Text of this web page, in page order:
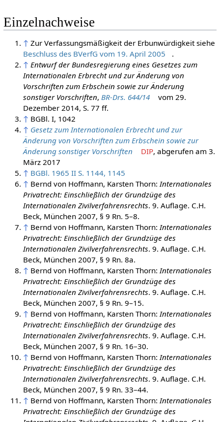
Einzelnachweise
↑ Zur Verfassungsmäßigkeit der Erbunwürdigkeit siehe
Beschluss des BVerfG vom 19. April 2005
.
↑ Entwurf der Bundesregierung eines Gesetzes zum
Internationalen Erbrecht und zur Änderung von
Vorschriften zum Erbschein sowie zur Änderung
sonstiger Vorschriften, BR-Drs. 644/14
Dezember 2014, S. 77 ff.
↑ BGBl. I, 1042
↑ Gesetz zum Internationalen Erbrecht und zur
Änderung von Vorschriften zum Erbschein sowie zur
Änderung sonstiger Vorschriften
März 2017
↑ BGBl. 1965 II S. 1144, 1145
↑ Bernd von Hoffmann, Karsten Thorn:Internationales
Privatrecht: Einschließlich der Grundzüge des
Internationalen Zivilverfahrensrechts
Beck, München2007, § 9 Rn. 5–8.
↑ Bernd von Hoffmann, Karsten Thorn:Internationales
Privatrecht: Einschließlich der Grundzüge des
Internationalen Zivilverfahrensrechts
Beck, München2007, § 9 Rn. 8a.
↑ Bernd von Hoffmann, Karsten Thorn:Internationales
Privatrecht: Einschließlich der Grundzüge des
Internationalen Zivilverfahrensrechts
Beck, München2007, § 9 Rn. 9–15.
↑ Bernd von Hoffmann, Karsten Thorn:Internationales
Privatrecht: Einschließlich der Grundzüge des
Internationalen Zivilverfahrensrechts
Beck, München2007, § 9 Rn. 16–30.
↑ Bernd von Hoffmann, Karsten Thorn:Internationales
Privatrecht: Einschließlich der Grundzüge des
Internationalen Zivilverfahrensrechts
Beck, München2007, § 9 Rn. 33–44.
↑ Bernd von Hoffmann, Karsten Thorn:Internationales